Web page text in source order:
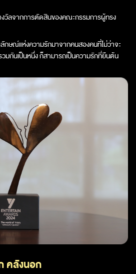
วัลจากการตัดสินของคณะกรรมการผู้ทรง
กษณ์แห่งความรักมาจากคนสองคนที่ไม่ว่าจะ
วมกันเป็นหนึ่ง ก็สามารถเป็นความรักที่ยืนต้น
คลังนอก